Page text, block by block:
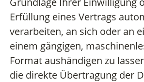
Erfüllung eines Vertrags
verarbeiten, an sich oder an
einem gängigen,
Format aushändigen zu
die direkte Übertragung der